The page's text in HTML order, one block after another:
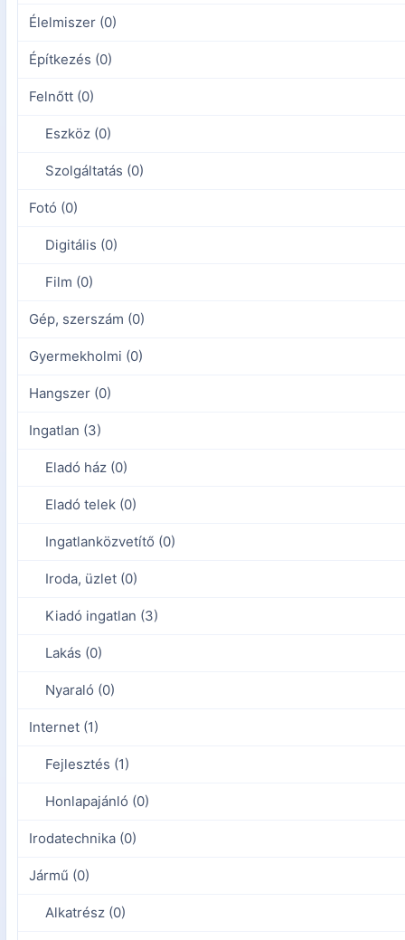
Élelmiszer (0)
Építkezés (0)
Felnőtt (0)
Eszköz (0)
Szolgáltatás (0)
Fotó (0)
Digitális (0)
Film (0)
Gép, szerszám (0)
Gyermekholmi (0)
Hangszer (0)
Ingatlan (3)
Eladó ház (0)
Eladó telek (0)
Ingatlanközvetítő (0)
Iroda, üzlet (0)
Kiadó ingatlan (3)
Lakás (0)
Nyaraló (0)
Internet (1)
Fejlesztés (1)
Honlapajánló (0)
Irodatechnika (0)
Jármű (0)
Alkatrész (0)